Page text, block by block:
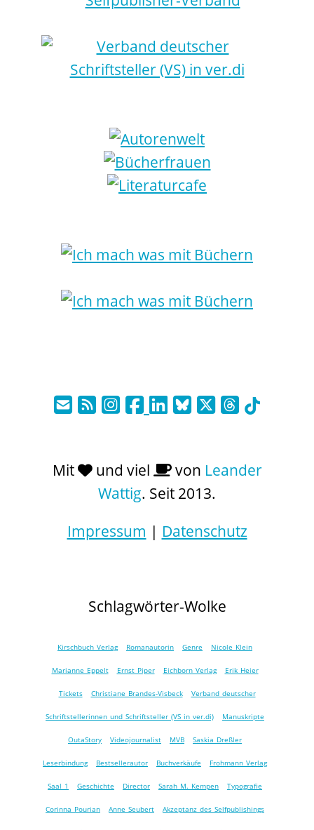
Mit und viel von Leander
Wattig. Seit 2013.
Impressum | Datenschutz
Schlagwörter-Wolke
Kirschbuch Verlag Romanautorin Genre Nicole Klein
Marianne Eppelt Ernst Piper Eichborn Verlag Erik Heier
Tickets Christiane Brandes-Visbeck Verband deutscher
Schriftstellerinnen und Schriftsteller (VS in ver.di) Manuskripte
OutaStory Videojournalist MVB Saskia Dreßler
Leserbindung Bestsellerautor Buchverkäufe Frohmann Verlag
Saal 1 Geschichte Director Sarah M. Kempen Typografie
Corinna Pourian Anne Seubert Akzeptanz des Selfpublishings